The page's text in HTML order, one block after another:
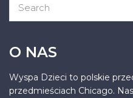
O NAS
Wyspa Dzieci to polskie
przedmieściach Chicago.